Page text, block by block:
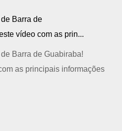
Barra de
vídeo com as prin...
Barra de Guabiraba!
as principais informações